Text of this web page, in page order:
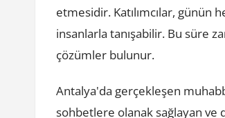
etmesidir. Katılımcılar,
insanlarla tanışabilir. Bu süre
çözümler bulunur.
Antalya'da gerçekleşen
sohbetlere olanak sağlayan